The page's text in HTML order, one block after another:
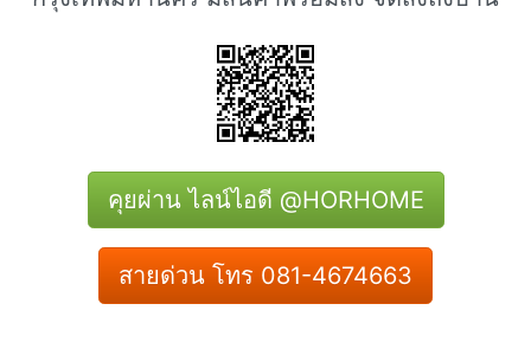
คุยผ่าน ไลน์ไอดี @HORHOME
สายด่วน โทร 081-4674663